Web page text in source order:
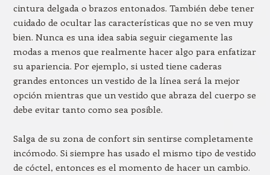
cintura delgada o brazos entonados. También debe tener
cuidado de ocultar las características que no se ven muy
bien. Nunca es una idea sabia seguir ciegamente las
modas a menos que realmente hacer algo para enfatizar
su apariencia. Por ejemplo, si usted tiene caderas
grandes entonces un vestido de la línea será la mejor
opción mientras que un vestido que abraza del cuerpo se
debe evitar tanto como sea posible.
Salga de su zona de confort sin sentirse completamente
incómodo. Si siempre has usado el mismo tipo de vestido
de cóctel, entonces es el momento de hacer un cambio.